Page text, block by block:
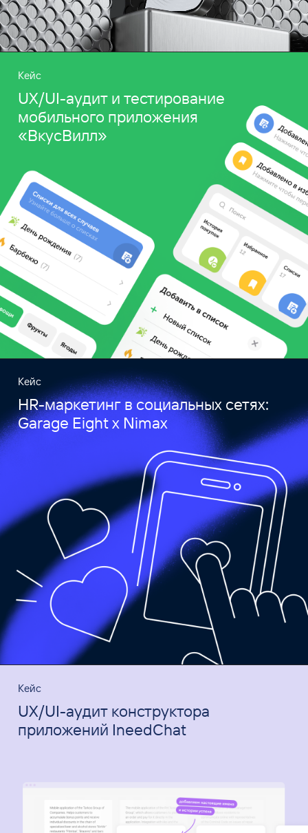
Кейс
UX/UI-аудит и тестирование
мобильного приложения
«ВкусВилл»
Кейс
HR-маркетинг в социальных сетях:
Garage Eight x Nimax
Кейс
UX/UI-аудит конструктора
приложений IneedChat